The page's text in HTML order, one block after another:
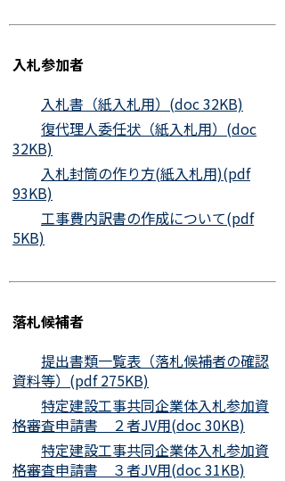
入札参加者
入札書（紙入札用）(doc 32KB)
復代理人委任状（紙入札用）(doc
32KB)
入札封筒の作り方(紙入札用)(pdf
93KB)
工事費内訳書の作成について(pdf
5KB)
落札候補者
提出書類一覧表（落札候補者の確認
資料等）(pdf 275KB)
特定建設工事共同企業体入札参加資
格審査申請書 ２者JV用(doc 30KB)
特定建設工事共同企業体入札参加資
格審査申請書 ３者JV用(doc 31KB)